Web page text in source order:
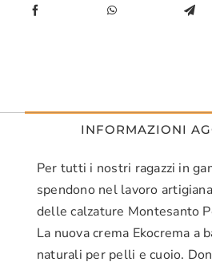
INFORMAZIONI
Per tutti i nostri ragazzi in
spendono nel lavoro
delle calzature Montesanto
La nuova crema Ekocrema a
naturali per pelli e cuoio.